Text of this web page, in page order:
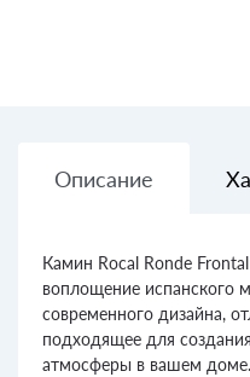
Описание
Камин Rocal Ronde
воплощение испанского
современного дизайна,
подходящее для
атмосферы в вашем